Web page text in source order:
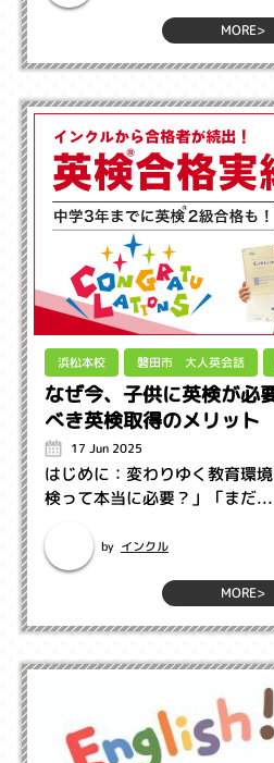
MORE>
浜松本校 磐田市 大人英会話
なぜ今、子供に英検が必
べき英検取得のメリット
17 Jun 2025
はじめに：変わりゆく教育環
検って本当に必要？」「まだ...
by インクル
MORE>